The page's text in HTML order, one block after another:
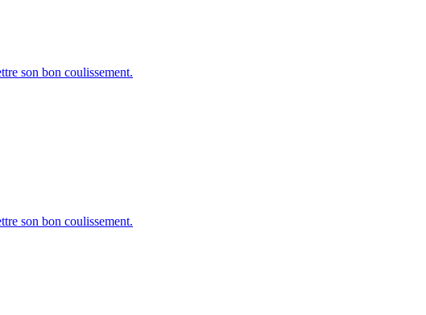
son bon coulissement.
son bon coulissement.